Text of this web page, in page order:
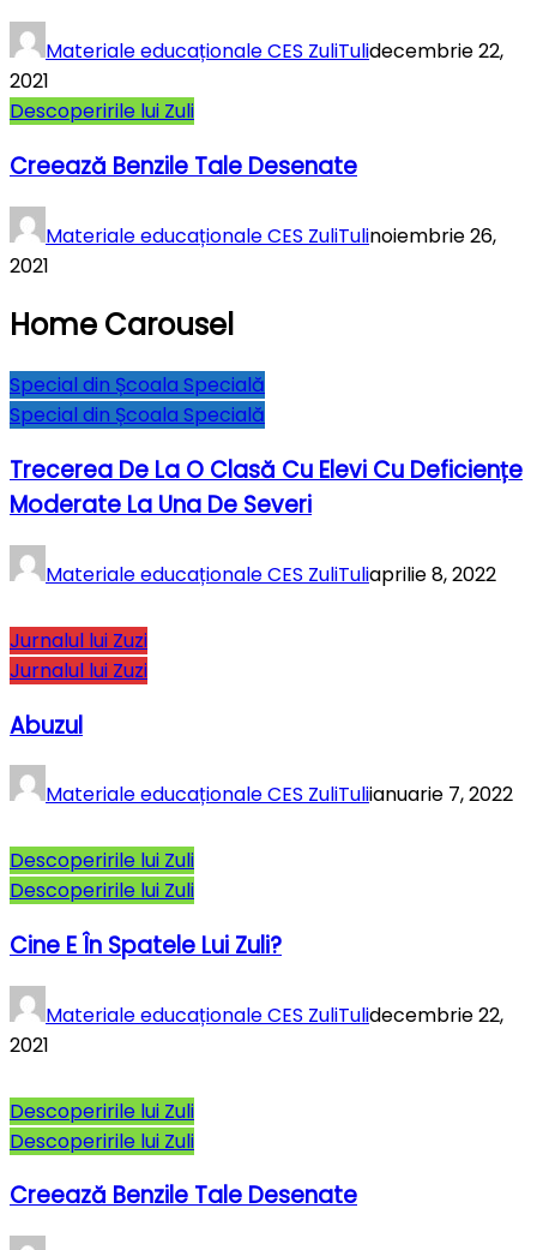
Materiale educaționale CES ZuliTulidecembrie 22,
2021
Descoperirile lui Zuli
Creează Benzile Tale Desenate
Materiale educaționale CES ZuliTulinoiembrie 26,
2021
Home Carousel
Special din Școala Specială
Special din Școala Specială
Trecerea De La O Clasă Cu Elevi Cu Deficiențe
Moderate La Una De Severi
Materiale educaționale CES ZuliTuliaprilie 8, 2022
Jurnalul lui Zuzi
Jurnalul lui Zuzi
Abuzul
Materiale educaționale CES ZuliTuliianuarie 7, 2022
Descoperirile lui Zuli
Descoperirile lui Zuli
Cine E În Spatele Lui Zuli?
Materiale educaționale CES ZuliTulidecembrie 22,
2021
Descoperirile lui Zuli
Descoperirile lui Zuli
Creează Benzile Tale Desenate